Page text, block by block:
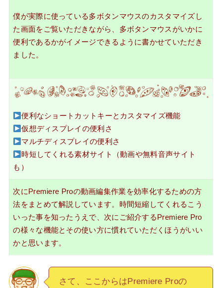
僕が実際に使っている多ボタンマウスのカスタマイズし
た画面をご覧いただきながら、多ボタンマウスがいかに
便利であるかがイメージできるように書かせていただき
ました。
便利なショートカットキーとカスタマイズ機能
仮想ディスプレイの便利さ
マルチディスプレイの便利さ
時短してくれる素材サイト（動画や無料音声サイト
も）
次にPremiere Proの動画編集作業を効率化するための方
法をまとめて解説しています。時間短縮してくれるこう
いった事を知ったうえで、次にご紹介するPremiere Pro
の様々な機能とその使い方に慣れていただくほうがいい
かと思います。
さて、ここからはPremiere Proの